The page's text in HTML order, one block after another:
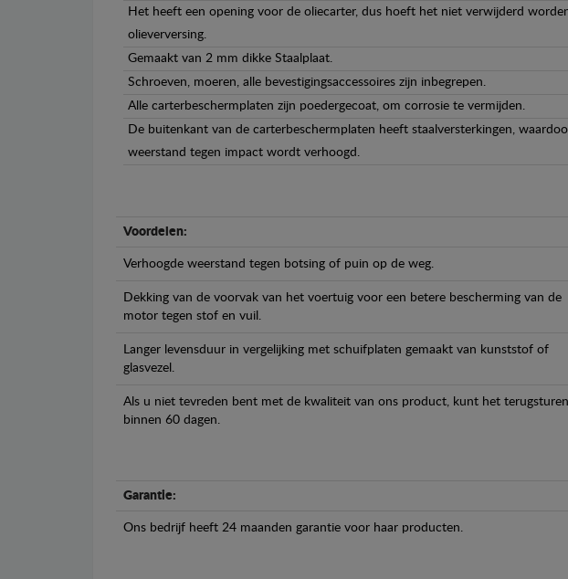
Het heeft een opening voor de oliecarter, dus hoeft het niet verwijderd
olieverversing.
Gemaakt van 2 mm dikke Staalplaat.
Schroeven, moeren, alle bevestigingsaccessoires zijn inbegrepen.
Alle carterbeschermplaten zijn poedergecoat, om corrosie te vermijden.
De buitenkant van de carterbeschermplaten heeft staalversterkingen,
weerstand tegen impact wordt verhoogd.
Voordelen:
Verhoogde weerstand tegen botsing of puin op de weg.
Dekking van de voorvak van het voertuig voor een betere bescherming van de
motor tegen stof en vuil.
Langer levensduur in vergelijking met schuifplaten gemaakt van kunststof of
glasvezel.
Als u niet tevreden bent met de kwaliteit van ons product, kunt het terugsturen
binnen 60 dagen.
Garantie:
Ons bedrijf heeft 24 maanden garantie voor haar producten.